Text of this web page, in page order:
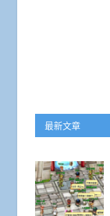
最新文章